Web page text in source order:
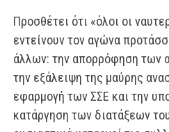
Προσθέτει ότι «όλοι οι
εντείνουν τον αγώνα
άλλων: την απορρόφηση των
την εξάλειψη της μαύρης
εφαρμογή των ΣΣΕ και την
κατάργηση των διατάξεων